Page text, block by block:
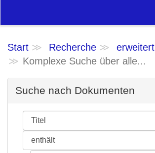
Start Recherche
erweitert
Komplexe Suche über alle...
Suche nach Dokumenten